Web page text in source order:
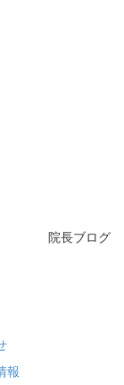
院長ブログ